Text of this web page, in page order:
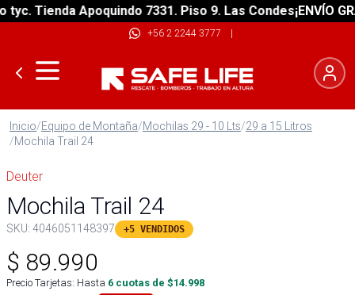
Tienda Apoquindo 7331. Piso 9. Las Condes¡ENVÍO
+56 2 2244 3777 |
Inicio/Equipo de Montaña/Mochilas 29 - 10 Lts/29 a 15 Litros
/Mochila Trail 24
Deuter
Mochila Trail 24
SKU: 4046051148397 +5 VENDIDOS
$ 89.990
Precio Tarjetas: Hasta 6 cuotas de $14.998